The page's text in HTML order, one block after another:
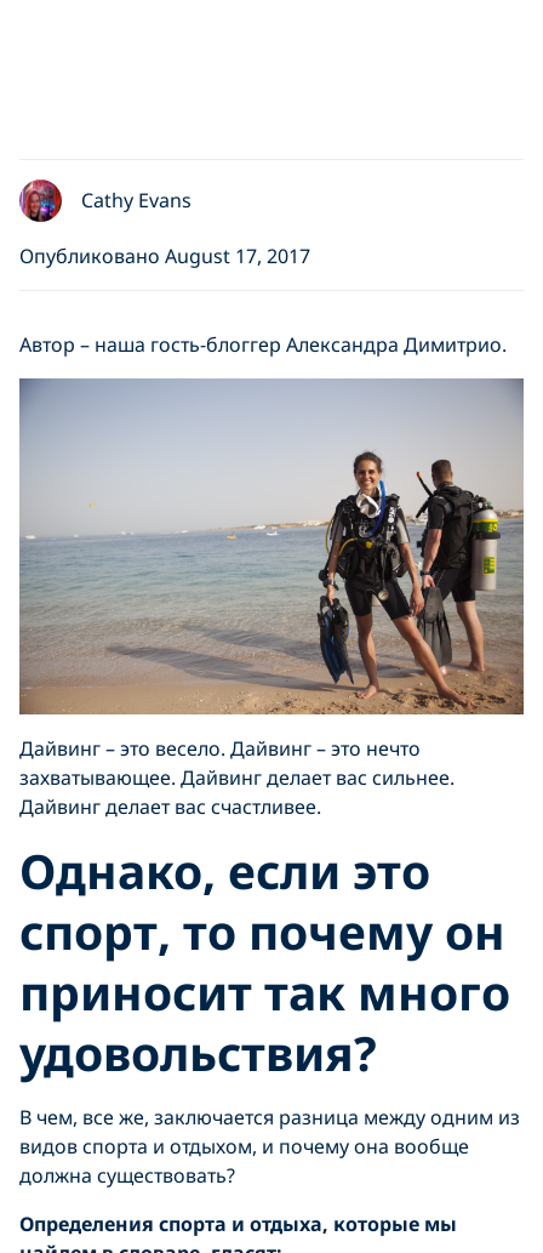
Cathy Evans
Опубликовано August 17, 2017
Автор – наша гость-блоггер Александра Димитрио.
Дайвинг – это весело. Дайвинг – это нечто
захватывающее. Дайвинг делает вас сильнее.
Дайвинг делает вас счастливее.
Однако, если это
спорт, то почему он
приносит так много
удовольствия?
В чем, все же, заключается разница между одним из
видов спорта и отдыхом, и почему она вообще
должна существовать?
Определения спорта и отдыха, которые мы